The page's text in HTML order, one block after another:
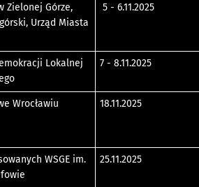
Zielonej Górze,
Urząd Miasta
5 - 6.11.2025
Lokalnej
7 - 8.11.2025
Wrocławiu 18.11.2025
WSGE im.
25.11.2025